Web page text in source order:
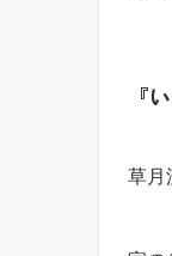
『
草月